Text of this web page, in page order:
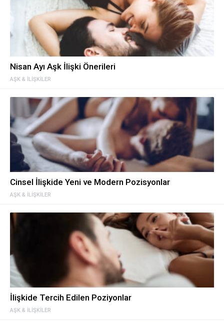
AŞK & İLIŞKILER
Nisan Ayı Aşk İlişki Önerileri
AŞK & İLIŞKILER
Cinsel İlişkide Yeni ve Modern Pozisyonlar
AŞK & İLIŞKILER
İlişkide Tercih Edilen Poziyonlar